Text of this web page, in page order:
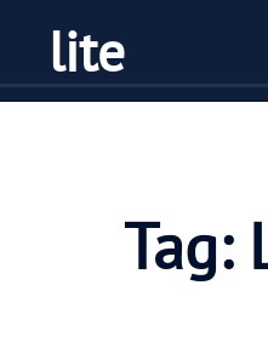
conteúdo
lite
Tag: